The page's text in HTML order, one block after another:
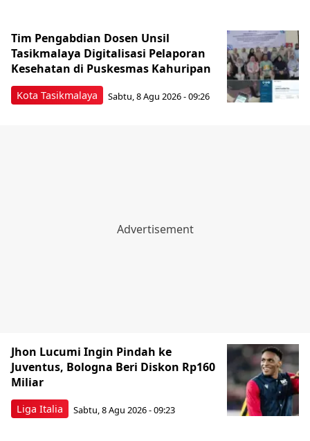
Kota Tasikmalaya
Tim Pengabdian Dosen Unsil
Tasikmalaya Digitalisasi Pelaporan
Kesehatan di Puskesmas Kahuripan
Sabtu, 8 Agu 2026 - 09:26
Liga Italia
Jhon Lucumi Ingin Pindah ke
Juventus, Bologna Beri Diskon Rp160
Miliar
Sabtu, 8 Agu 2026 - 09:23